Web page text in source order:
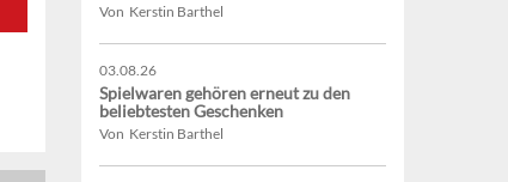
Von Kerstin Barthel
03.08.26
Spielwaren gehören erneut zu den
beliebtesten Geschenken
Von Kerstin Barthel